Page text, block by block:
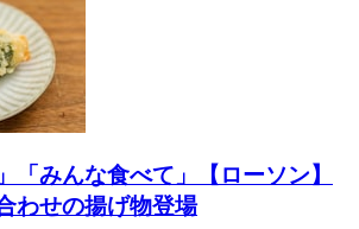
「みんな食べて」【ローソン】
わせの揚げ物登場